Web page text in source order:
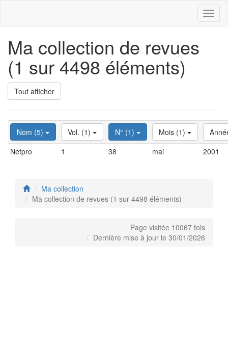
Ma collection de revues
(1 sur 4498 éléments)
Tout afficher
Nom (5) Vol. (1) N° (1) Mois (1)
Netpro
1 38 mai 2001
Ma collection
Ma collection de revues (1 sur 4498 éléments)
Page visitée 10067 fois
Dernière mise à jour le 30/01/2026